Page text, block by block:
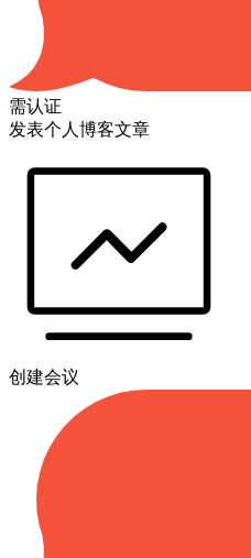
需认证
发表个人博客文章
创建会议